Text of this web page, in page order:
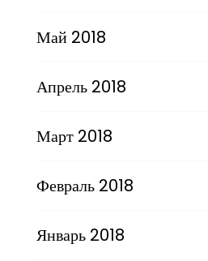
Май 2018
Апрель 2018
Март 2018
Февраль 2018
Январь 2018